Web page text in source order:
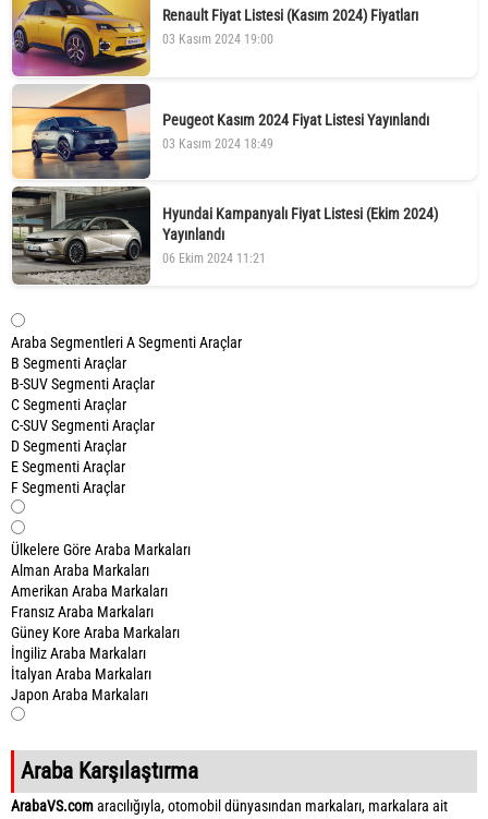
Renault Fiyat Listesi (Kasım 2024) Fiyatları
03 Kasım 2024 19:00
Peugeot Kasım 2024 Fiyat Listesi Yayınlandı
03 Kasım 2024 18:49
Hyundai Kampanyalı Fiyat Listesi (Ekim 2024)
Yayınlandı
06 Ekim 2024 11:21
Araba SegmentleriA Segmenti Araçlar
B Segmenti Araçlar
B-SUV Segmenti Araçlar
C Segmenti Araçlar
C-SUV Segmenti Araçlar
D Segmenti Araçlar
E Segmenti Araçlar
F Segmenti Araçlar
Ülkelere Göre Araba Markaları
Alman Araba Markaları
Amerikan Araba Markaları
Fransız Araba Markaları
Güney Kore Araba Markaları
İngiliz Araba Markaları
İtalyan Araba Markaları
Japon Araba Markaları
Araba Karşılaştırma
ArabaVS.comaracılığıyla, otomobil dünyasından markaları, markalara ait